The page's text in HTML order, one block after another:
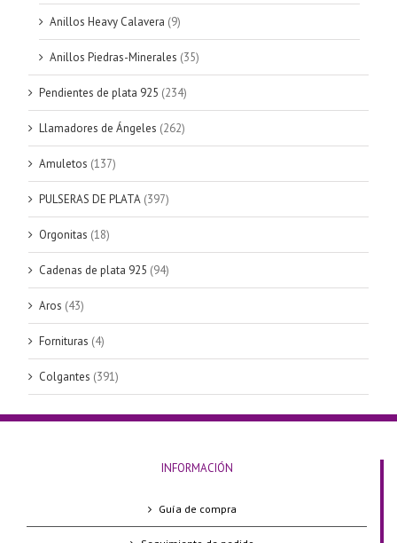
Anillos Heavy Calavera (9)
Anillos Piedras-Minerales (35)
Pendientes de plata 925 (234)
Llamadores de Ángeles (262)
Amuletos (137)
PULSERAS DE PLATA (397)
Orgonitas (18)
Cadenas de plata 925 (94)
Aros (43)
Fornituras (4)
Colgantes (391)
INFORMACIÓN
Guía de compra